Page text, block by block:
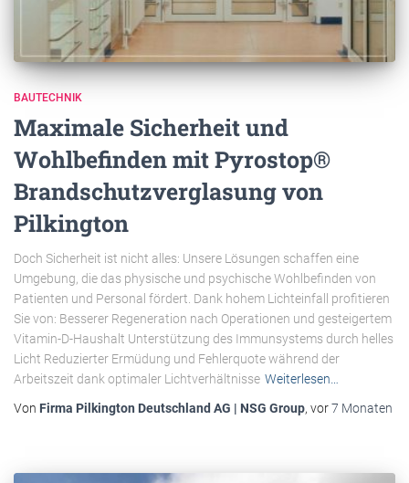
BAUTECHNIK
Maximale Sicherheit und
Wohlbefinden mit Pyrostop®
Brandschutzverglasung von
Pilkington
Doch Sicherheit ist nicht alles: Unsere Lösungen schaffen eine
Umgebung, die das physische und psychische Wohlbefinden von
Patienten und Personal fördert. Dank hohem Lichteinfall profitieren
Sie von: Besserer Regeneration nach Operationen und gesteigertem
Vitamin-D-Haushalt Unterstützung des Immunsystems durch helles
Licht Reduzierter Ermüdung und Fehlerquote während der
Arbeitszeit dank optimaler Lichtverhältnisse Weiterlesen…
Von Firma Pilkington Deutschland AG | NSG Group, vor7 Monaten